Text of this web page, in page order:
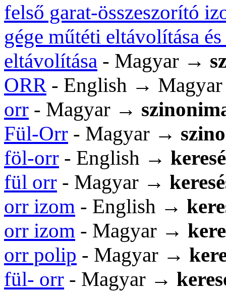
felső garat-összeszorító
gége műtéti eltávolítása
eltávolítása - Magyar →
ORR - English → Magyar
orr - Magyar →
Fül-Orr - Magyar →
föl-orr - English →
fül orr - Magyar →
orr izom - English →
orr izom - Magyar →
orr polip - Magyar →
fül- orr - Magyar →